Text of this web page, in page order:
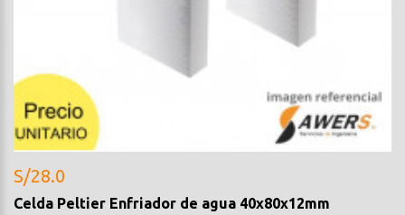
S/28.0
Celda Peltier Enfriador de agua 40x80x12mm